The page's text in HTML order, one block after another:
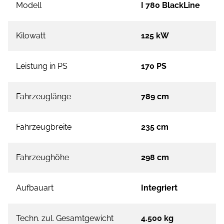
Modell I 780 BlackLine
Kilowatt 125 kW
Leistung in PS 170 PS
Fahrzeuglänge 789 cm
Fahrzeugbreite 235 cm
Fahrzeughöhe 298 cm
Aufbauart Integriert
Techn. zul. Gesamtgewicht 4.500 kg